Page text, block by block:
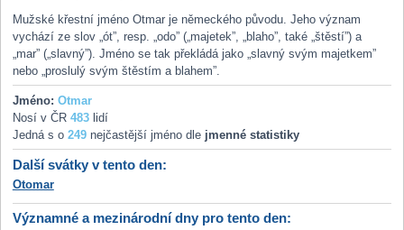
Mužské křestní jméno Otmar je německého původu. Jeho význam
vychází ze slov „ót”, resp. „odo” („majetek”, „blaho”, také „štěstí”) a
„mar” („slavný”). Jméno se tak překládá jako „slavný svým majetkem”
nebo „proslulý svým štěstím a blahem”.
Jméno: Otmar
Nosí v ČR 483lidí
Jedná s o 249nejčastější jméno dle jmenné statistiky
Další svátky v tento den:
Otomar
Významné a mezinárodní dny pro tento den: